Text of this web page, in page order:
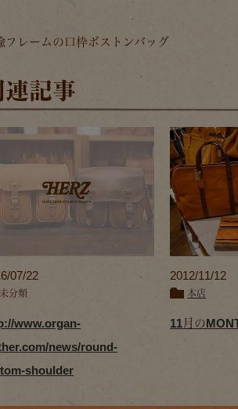
フレームの口枠ボストンバッグ
連記事
07/22
未分類
www.organ-
news/round-
shoulder
2012/11/12
本店
11月の